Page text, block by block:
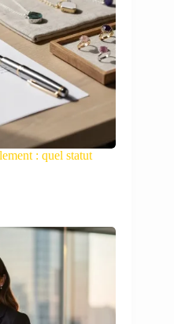
: quel statut